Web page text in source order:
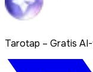
Tarotap – Gratis